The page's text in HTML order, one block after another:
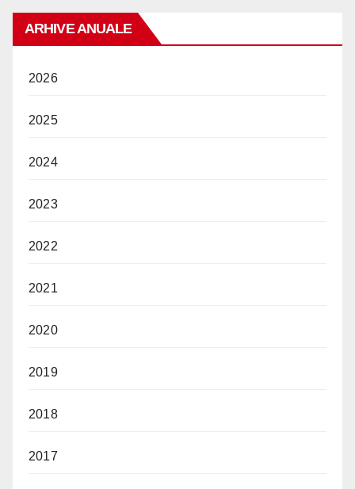
ARHIVE ANUALE
2026
2025
2024
2023
2022
2021
2020
2019
2018
2017